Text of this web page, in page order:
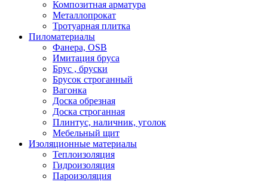
Композитная арматура
Металлопрокат
Тротуарная плитка
Пиломатериалы
Фанера, OSB
Имитация бруса
Брус , бруски
Брусок строганный
Вагонка
Доска обрезная
Доска строганная
Плинтус, наличник, уголок
Мебельный щит
Изоляционные материалы
Теплоизоляция
Гидроизоляция
Пароизоляция